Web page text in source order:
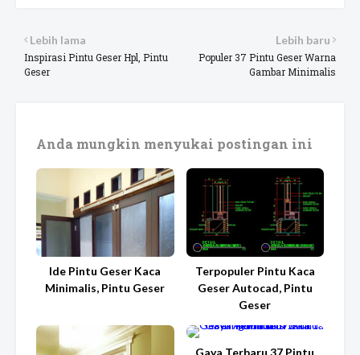
Lebih baru
Populer 37 Pintu Geser Warna
Gambar Minimalis
Lebih lama
Inspirasi Pintu Geser Hpl, Pintu
Geser
Anda mungkin menyukai postingan ini
Ide Pintu Geser Kaca
Minimalis, Pintu Geser
Terpopuler Pintu Kaca
Geser Autocad, Pintu
Geser